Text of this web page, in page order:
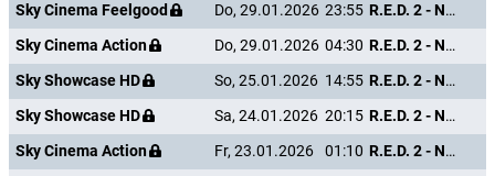
Sky Cinema Feelgood
Do, 29.01.2026 23:55
R.E.D. 2 - Noch Älter. Härter. Besser.
Sky Cinema Action
Do, 29.01.2026 04:30
R.E.D. 2 - Noch Älter. Härter. Besser.
Sky Showcase HD
So, 25.01.2026 14:55
R.E.D. 2 - Noch Älter. Härter. Besser.
Sky Showcase HD
Sa, 24.01.2026 20:15
R.E.D. 2 - Noch Älter. Härter. Besser.
Sky Cinema Action
Fr, 23.01.2026 01:10
R.E.D. 2 - Noch Älter. Härter. Besser.